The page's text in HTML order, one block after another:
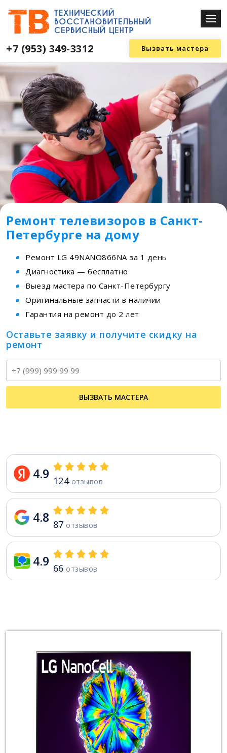
+7 (953) 349-3312 Вызвать мастера
Ремонт телевизоров в Санкт-
Петербурге на дому
Ремонт LG 49NANO866NA за 1 день
Диагностика — бесплатно
Выезд мастера по Санкт-Петербургу
Оригинальные запчасти в наличии
Гарантия на ремонт до 2 лет
Оставьте заявку и получите скидку на
ремонт
ВЫЗВАТЬ МАСТЕРА
4.9 124отзывов
4.8 87 отзывов
4.9 66 отзывов